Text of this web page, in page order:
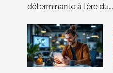
déterminante à l'ère du...